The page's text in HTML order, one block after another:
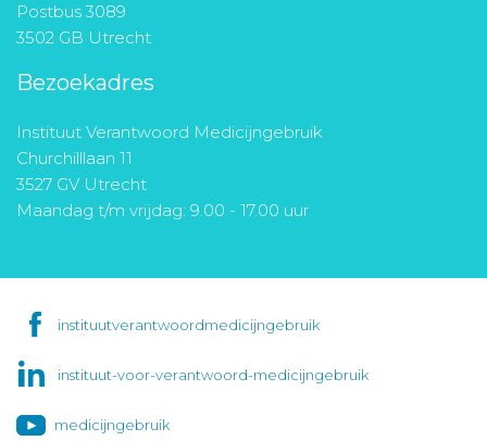
Postbus 3089
3502 GB Utrecht
Bezoekadres
Instituut Verantwoord Medicijngebruik
Churchilllaan 11
3527 GV Utrecht
Maandag t/m vrijdag: 9.00 - 17.00 uur
instituutverantwoordmedicijngebruik
instituut-voor-verantwoord-medicijngebruik
medicijngebruik